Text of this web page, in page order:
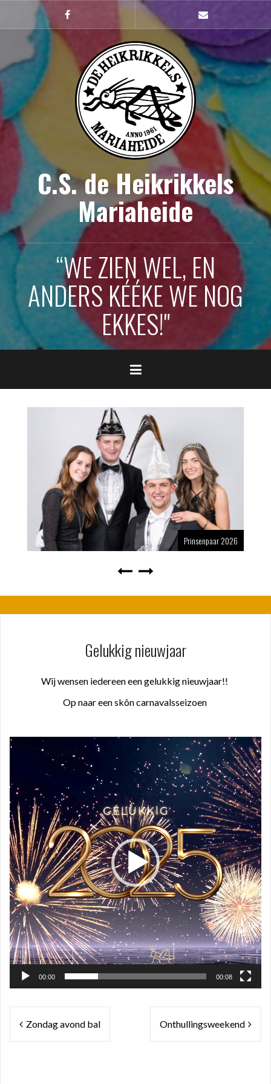
springen
Facebook mailto
C.S. de Heikrikkels
Mariaheide
“WE ZIEN WEL, EN
ANDERS KÉÉKE WE NOG
EKKES!"
Prinsenpaar 2026
Gelukkig nieuwjaar
Wij wensen iedereen een gelukkig nieuwjaar!!
Op naar een skôn carnavalsseizoen
Videospeler
00:00 00:08
Bericht
navigatie
Zondag avond bal Onthullingsweekend